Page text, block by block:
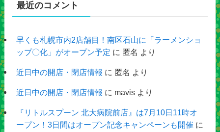
最近のコメント
早くも札幌市内2店舗目！南区石山に「ラーメンショ
ップ〇化」がオープン予定 に 匿名 より
近日中の開店・閉店情報 に 匿名 より
近日中の開店・閉店情報 に mavisより
『リトルスプーン 北大病院前店』は7月10日11時オ
ープン！3日間はオープン記念キャンペーンも開催 に